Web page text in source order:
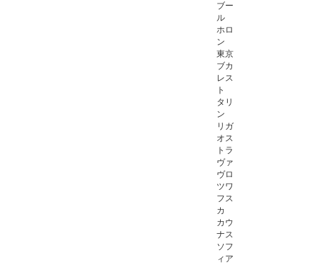
ブー
ル
ホロ
ン
東京
ブカ
レス
ト
タリ
ン
リガ
オス
トラ
ヴァ
ヴロ
ツワ
フス
カ
カウ
ナス
ソフ
ィア